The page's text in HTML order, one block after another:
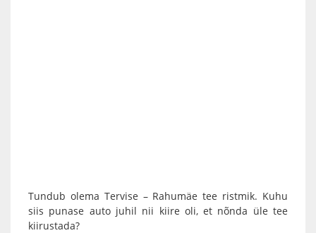
Tundub olema Tervise – Rahumäe tee ristmik. Kuhu
siis punase auto juhil nii kiire oli, et nõnda üle tee
kiirustada?